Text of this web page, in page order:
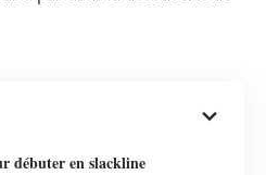
débuter en slackline